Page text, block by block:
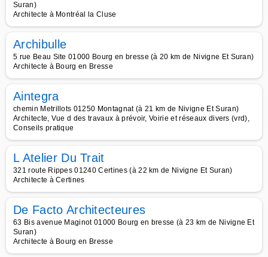
Suran)
Architecte à Montréal la Cluse
Archibulle
5 rue Beau Site 01000 Bourg en bresse (à 20 km de Nivigne Et Suran)
Architecte à Bourg en Bresse
Aintegra
chemin Metrillots 01250 Montagnat (à 21 km de Nivigne Et Suran)
Architecte, Vue d des travaux à prévoir, Voirie et réseaux divers (vrd),
Conseils pratique
L Atelier Du Trait
321 route Rippes 01240 Certines (à 22 km de Nivigne Et Suran)
Architecte à Certines
De Facto Architecteures
63 Bis avenue Maginot 01000 Bourg en bresse (à 23 km de Nivigne Et
Suran)
Architecte à Bourg en Bresse